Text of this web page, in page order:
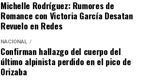
Michelle Rodríguez: Rumores de
Romance con Victoria García Desatan
Revuelo en Redes
NACIONAL
Confirman hallazgo del cuerpo del
último alpinista perdido en el pico de
Orizaba